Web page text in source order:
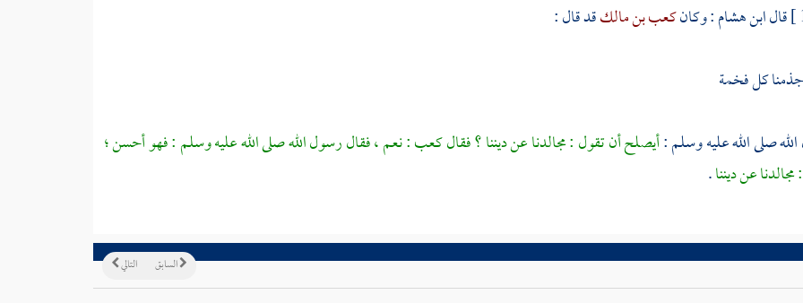
قالابن هشام: وكانكعب بن مالكقد قال :
كل فخمة
صلى الله عليه وسلم :أيصلح أن تقول : مجالدنا عن ديننا ؟ فقالكعب :نعم ، فقال رسول الله صلى الله عليه وسلم : فهو أحسن ؛
: مجالدنا عن ديننا.
التالي السابق